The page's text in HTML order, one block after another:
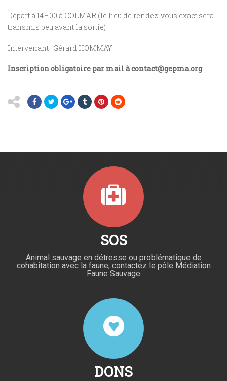
Départ à 14H00 à COLMAR (le lieu de rendez-vous exact sera
transmis peu avant la sortie)
Intervenant : Gérard HOMMAY
Inscription obligatoire par mail à contact@gepma.org
SOS
Animal sauvage en détresse ou problématique de
cohabitation avec la faune, contactez le pôle Médiation
Faune Sauvage
DONS